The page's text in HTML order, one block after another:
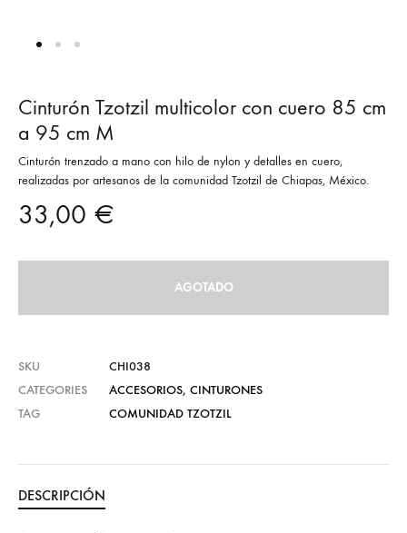
Cinturón Tzotzil multicolor con cuero 85 cm
a 95 cm M
Cinturón trenzado a mano con hilo de nylon y detalles en cuero,
realizadas por artesanos de la comunidad Tzotzil de Chiapas, México.
33,00 €
AGOTADO
SKU
CHI038
CATEGORIES
ACCESORIOS, CINTURONES
TAG
COMUNIDAD TZOTZIL
DESCRIPCIÓN